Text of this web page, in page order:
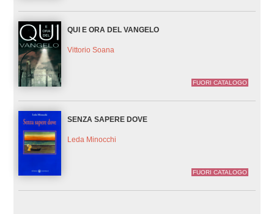
QUI E ORA DEL VANGELO
Vittorio Soana
FUORI CATALOGO
SENZA SAPERE DOVE
Leda Minocchi
FUORI CATALOGO